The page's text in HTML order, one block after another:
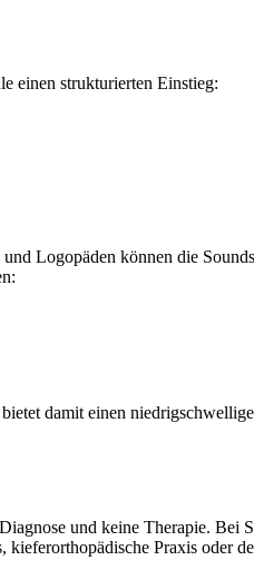
einen strukturierten Einstieg:
Logopäden können die
damit einen
und keine Therapie. Bei
Praxis oder